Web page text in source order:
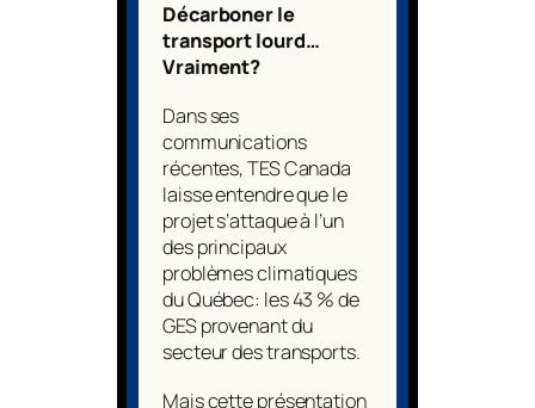
Décarboner le
transport lourd…
Vraiment?
Dans ses
communications
récentes, TES Canada
laisse entendre que le
projet s’attaque à l’un
des principaux
problèmes climatiques
du Québec: les 43 % de
GES provenant du
secteur des transports.
Mais cette présentation